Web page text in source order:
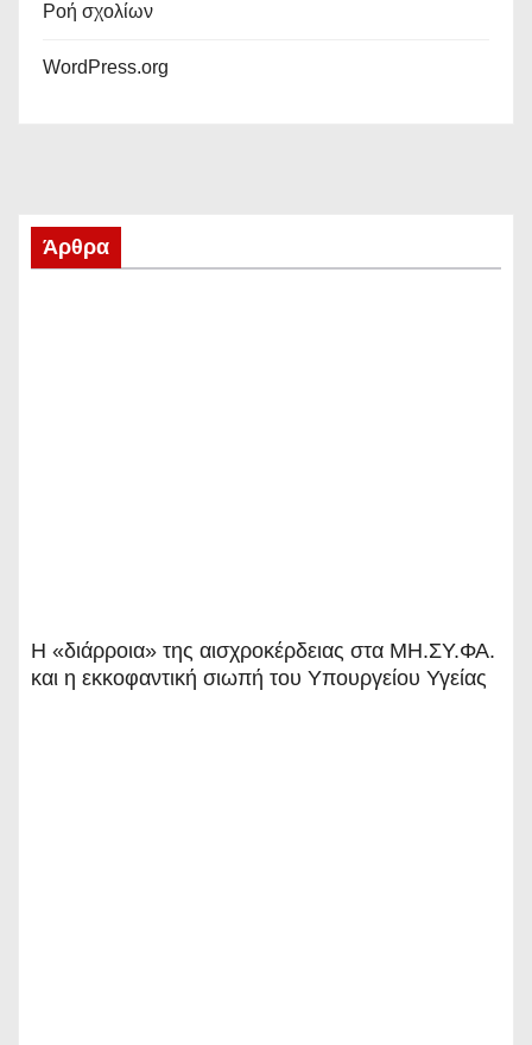
Ροή σχολίων
WordPress.org
Άρθρα
Η «διάρροια» της αισχροκέρδειας στα ΜΗ.ΣΥ.ΦΑ.
και η εκκοφαντική σιωπή του Υπουργείου Υγείας